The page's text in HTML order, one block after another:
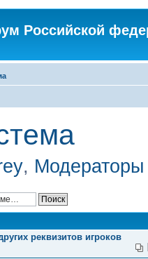
Российской
,
реквизитов игроков